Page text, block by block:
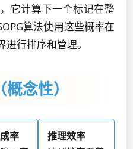
它计算下一个标记在整
算法使用这些概率在
行排序和管理。
念性）
率
推理效率